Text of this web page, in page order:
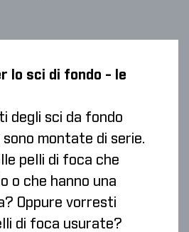
lo sci di fondo - le
degli sci da fondo
sono montate di serie.
pelli di foca che
o che hanno una
Oppure vorresti
di foca usurate?